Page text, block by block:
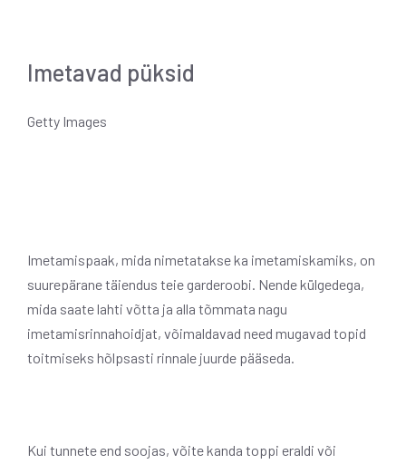
Imetavad püksid
Getty Images
Imetamispaak, mida nimetatakse ka imetamiskamiks, on
suurepärane täiendus teie garderoobi. Nende külgedega,
mida saate lahti võtta ja alla tõmmata nagu
imetamisrinnahoidjat, võimaldavad need mugavad topid
toitmiseks hõlpsasti rinnale juurde pääseda.
Kui tunnete end soojas, võite kanda toppi eraldi või